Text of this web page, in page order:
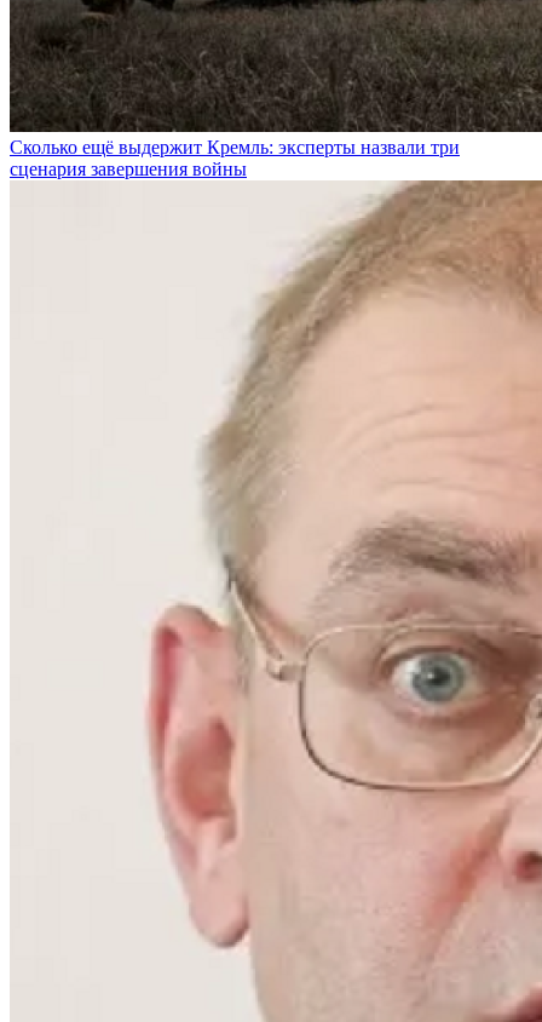
Сколько ещё выдержит Кремль: эксперты назвали три
сценария завершения войны